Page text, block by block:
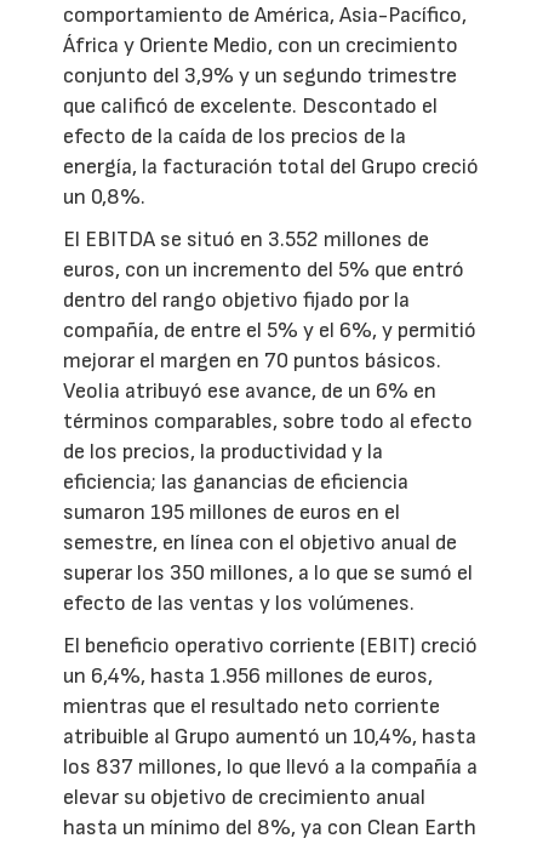
comportamiento de América, Asia-Pacífico,
África y Oriente Medio, con un crecimiento
conjunto del 3,9% y un segundo trimestre
que calificó de excelente. Descontado el
efecto de la caída de los precios de la
energía, la facturación total del Grupo creció
un 0,8%.
El EBITDA se situó en 3.552 millones de
euros, con un incremento del 5% que entró
dentro del rango objetivo fijado por la
compañía, de entre el 5% y el 6%, y permitió
mejorar el margen en 70 puntos básicos.
Veolia atribuyó ese avance, de un 6% en
términos comparables, sobre todo al efecto
de los precios, la productividad y la
eficiencia; las ganancias de eficiencia
sumaron 195 millones de euros en el
semestre, en línea con el objetivo anual de
superar los 350 millones, a lo que se sumó el
efecto de las ventas y los volúmenes.
El beneficio operativo corriente (EBIT) creció
un 6,4%, hasta 1.956 millones de euros,
mientras que el resultado neto corriente
atribuible al Grupo aumentó un 10,4%, hasta
los 837 millones, lo que llevó a la compañía a
elevar su objetivo de crecimiento anual
hasta un mínimo del 8%, ya con Clean Earth